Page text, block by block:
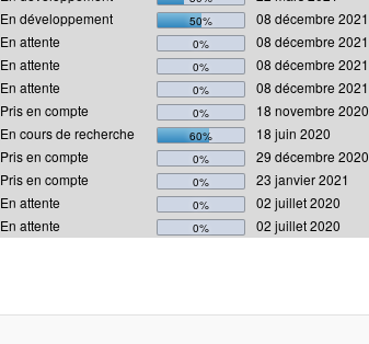
En développement 50%
08 décembre 2021
En attente 0%
08 décembre 2021
En attente 0%
08 décembre 2021
En attente 0%
08 décembre 2021
Pris en compte 0%
18 novembre 2020
En cours de recherche 60% 18 juin 2020
Pris en compte 0%
29 décembre 2020
Pris en compte 0%
23 janvier 2021
En attente 0%
02 juillet 2020
En attente 0% 02 juillet 2020